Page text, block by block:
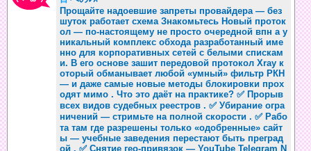
Прощайте надоевшие запреты провайдера — без
шуток работает схема Знакомьтесь Новый проток
ол — по-настоящему не просто очередной впн а у
никальный комплекс обхода разработанный име
нно для корпоративных сетей с белыми спискам
и. В его основе зашит передовой протокол Xray к
оторый обманывает любой «умный» фильтр РКН
— и даже самые новые методы блокировки прох
одят мимо . Что это даёт на практике? ✅ Прорыв
всех видов судебных реестров . ✅ Убирание огра
ничений — стримьте на полной скорости . ✅ Рабо
та там где разрешены только «одобренные» сайт
ы — учебные заведения перестают быть преград
ой . ✅ Снятие гео-привязок — YouTube Telegram N